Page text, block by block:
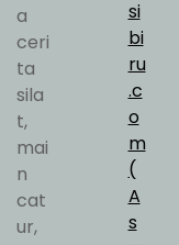
a
ceri
ta
sila
t,
mai
n
cat
ur,
si
bi
ru
.c
o
m
(
A
s